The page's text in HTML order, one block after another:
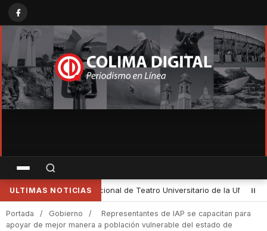
ULTIMAS NOTICIAS
• Cultura Colima e INAH impulsan la reactivación de
Portada / Gobierno /
Representantes de IAP se capacitan para
apoyar de mejor manera a población vulnerable del estado de